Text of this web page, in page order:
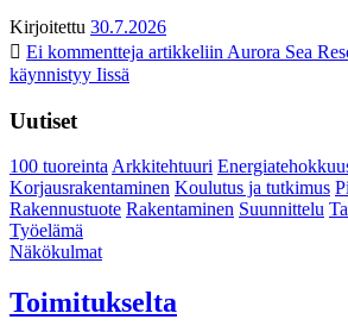
Kirjoitettu 30.7.2026
Ei kommentteja artikkeliin Aurora Sea
käynnistyy Iissä
Uutiset
100 tuoreintaArkkitehtuuri
Korjausrakentaminen Koulutus ja tutkimus
Rakennustuote Rakentaminen Suunnittelu
Työelämä
Näkökulmat
Toimitukselta